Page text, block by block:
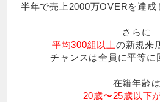
半年で売上2000万OVERを達成
さらに
平均300組以上の新規来
チャンスは全員に平等に
在籍年齢は
20歳〜25歳以下